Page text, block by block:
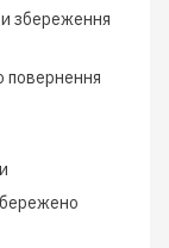
збереження
повернення